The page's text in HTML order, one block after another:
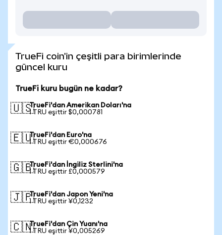
TrueFi coin'in çeşitli para birimlerinde
güncel kuru
TrueFi kuru bugün ne kadar?
🇺🇸TrueFi'dan Amerikan Doları'na
1 TRU eşittir $0,000781
🇪🇺TrueFi'dan Euro'na
1 TRU eşittir €0,000676
🇬🇧TrueFi'dan İngiliz Sterlini'na
1 TRU eşittir £0,000579
🇯🇵TrueFi'dan Japon Yeni'na
1 TRU eşittir ¥0,1232
🇨🇳TrueFi'dan Çin Yuanı'na
1 TRU eşittir ¥0,005269